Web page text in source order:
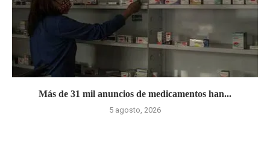
Más de 31 mil anuncios de medicamentos han...
5 agosto, 2026